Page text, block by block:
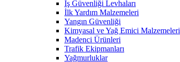
İş Güvenliği Levhaları
İlk Yardım Malzemeleri
Yangın Güvenliği
Kimyasal ve Yağ Emici Malzemeleri
Madenci Ürünleri
Trafik Ekipmanları
Yağmurluklar